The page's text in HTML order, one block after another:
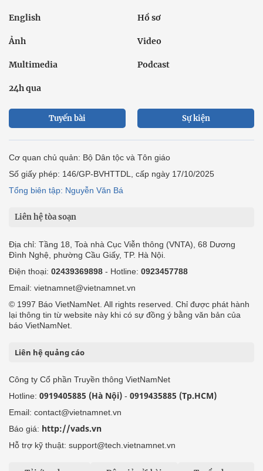
English Hồ sơ
Ảnh Video
Multimedia Podcast
24h qua
Tuyến bài Sự kiện
Cơ quan chủ quản: Bộ Dân tộc và Tôn giáo
Số giấy phép: 146/GP-BVHTTDL, cấp ngày 17/10/2025
Tổng biên tập: Nguyễn Văn Bá
Liên hệ tòa soạn
Địa chỉ: Tầng 18, Toà nhà Cục Viễn thông (VNTA), 68 Dương
Đình Nghệ, phường Cầu Giấy, TP. Hà Nội.
Điện thoại: 02439369898 - Hotline: 0923457788
Email: vietnamnet@vietnamnet.vn
© 1997 Báo VietNamNet. All rights reserved. Chỉ được phát hành
lại thông tin từ website này khi có sự đồng ý bằng văn bản của
báo VietNamNet.
Liên hệ quảng cáo
Công ty Cổ phần Truyền thông VietNamNet
Hotline: 0919405885 (Hà Nội) - 0919435885 (Tp.HCM)
Email: contact@vietnamnet.vn
Báo giá: http://vads.vn
Hỗ trợ kỹ thuật: support@tech.vietnamnet.vn